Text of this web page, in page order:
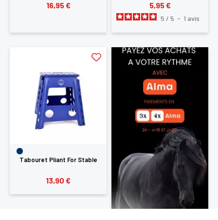
16,95 € 5,95 €
5 / 5 - 1 avis
Tabouret Pliant For Stable
13,90 €